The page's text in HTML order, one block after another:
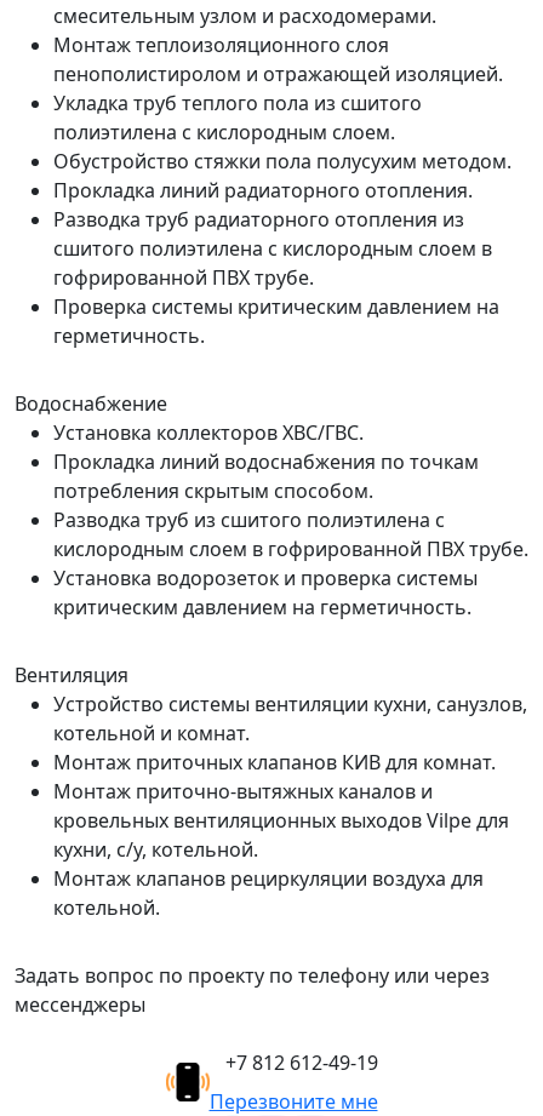
смесительным узлом и расходомерами.
Монтаж теплоизоляционного слоя
пенополистиролом и отражающей изоляцией.
Укладка труб теплого пола из сшитого
полиэтилена с кислородным слоем.
Обустройство стяжки пола полусухим методом.
Прокладка линий радиаторного отопления.
Разводка труб радиаторного отопления из
сшитого полиэтилена с кислородным слоем в
гофрированной ПВХ трубе.
Проверка системы критическим давлением на
герметичность.
Водоснабжение
Установка коллекторов ХВС/ГВС.
Прокладка линий водоснабжения по точкам
потребления скрытым способом.
Разводка труб из сшитого полиэтилена с
кислородным слоем в гофрированной ПВХ трубе.
Установка водорозеток и проверка системы
критическим давлением на герметичность.
Вентиляция
Устройство системы вентиляции кухни, санузлов,
котельной и комнат.
Монтаж приточных клапанов КИВ для комнат.
Монтаж приточно-вытяжных каналов и
кровельных вентиляционных выходов Vilpe для
кухни, с/у, котельной.
Монтаж клапанов рециркуляции воздуха для
котельной.
Задать вопрос по проекту по телефону или через
мессенджеры
+7 812 612-49-19
Перезвоните мне